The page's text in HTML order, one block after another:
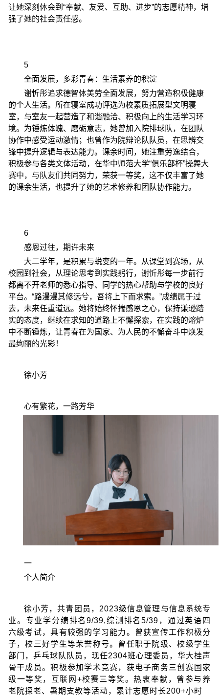
让她深刻体会到“奉献、友爱、互助、进步”的志愿精神，增
强了她的社会责任感。
5
全面发展，多彩青春：生活素养的积淀
谢忻彤追求德智体美劳全面发展，努力营造积极健康
的个人生活。所在寝室成功评选为校素质拓展型文明寝
室，与室友一起营造了和谐融洽、积极向上的生活学习环
境。为锤炼体魄、磨砺意志，她曾加入院排球队，在团队
协作中感受运动激情；也曾作为院辩论队队员，在思辨交
锋中提升逻辑与表达能力。课余时间，她注重劳逸结合，
积极参与各类文体活动，在华中师范大学“俱乐部杯”操舞大
赛中，与队友们共同努力，荣获一等奖，这不仅丰富了她
的课余生活，也提升了她的艺术修养和团队协作能力。
6
感恩过往，期许未来
大二学年，是积累与蜕变的一年。从课堂到赛场，从
校园到社会，从理论思考到实践躬行，谢忻彤每一步前行
都离不开老师的悉心指导、同学的热心帮助与学校的良好
平台。“路漫漫其修远兮，吾将上下而求索。”成绩属于过
去，未来任重道远。她将始终怀揣感恩之心，保持谦逊踏
实的态度，继续在求知的道路上不懈探索，在实践的熔炉
中不断锤炼，让青春在为国家、为人民的不懈奋斗中焕发
最绚丽的光彩！
徐小芳
心有繁花，一路芳华
一
个人简介
徐小芳，共青团员，2023级信息管理与信息系统专
业。专业学分绩排名9/39,综测排名5/39，通过英语四
六级考试，具有较强的学习能力。曾获宣传工作积极分
子，校三好学生等荣誉称号。曾任职于院级、校级学生
部门，乒乓球队队员，现任2304班心理委员，华大桂声
骨干成员。积极参加学术竞赛，获电子商务三创赛国家
级一等奖，互联网+校赛三等奖。热衷奉献，曾参与养
老院探老、暑期支教等活动，累计志愿时长200+小时